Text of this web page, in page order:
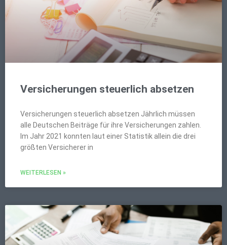
Versicherungen steuerlich absetzen
Versicherungen steuerlich absetzen Jährlich müssen
alle Deutschen Beiträge für ihre Versicherungen zahlen.
Im Jahr 2021 konnten laut einer Statistik allein die drei
größten Versicherer in
WEITERLESEN »